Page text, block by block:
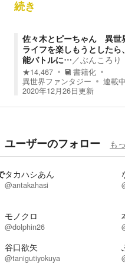
続き
佐々木とピーちゃん 異世
ライフを楽しもうとしたら
能バトルに…／ぶんころり
★14,467
書籍化
異世界ファンタジー
連載中
2020年12月26日更新
ユーザーのフォロー も
タカハシあん
@antakahasi
モノクロ
@dolphin26
谷口欲矢
@tanigutiyokuya